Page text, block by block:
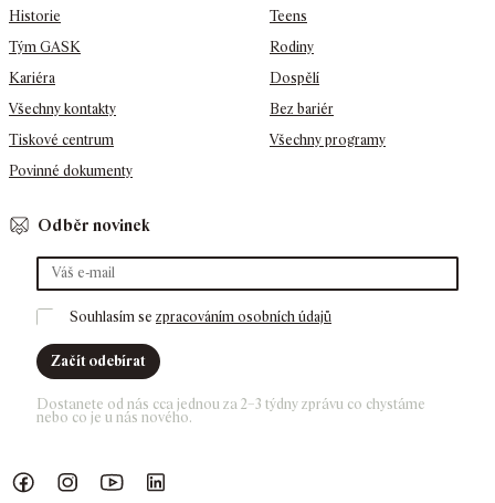
Historie
Tým GASK
Kariéra
Všechny kontakty
Tiskové centrum
Povinné dokumenty
Teens
Rodiny
Dospělí
Bez bariér
Všechny programy
Odběr novinek
Souhlasím se zpracováním osobních údajů
Začít odebírat
Dostanete od nás cca jednou za 2–3 týdny zprávu co chystáme
nebo co je u nás nového.
Náš FacebookGASK InstagramGASK YouTube kanál